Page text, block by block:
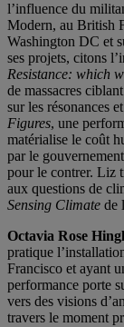
l’influence du
Modern, au British
Washington DC et
ses projets, citons
Resistance: which
de massacres
sur les résonances
Figures, une
matérialise le coût
par le
pour le contrer. Liz
aux questions de
Sensing Climate de
Octavia Rose
pratique
Francisco et ayant
performance porte
vers des visions
travers le moment